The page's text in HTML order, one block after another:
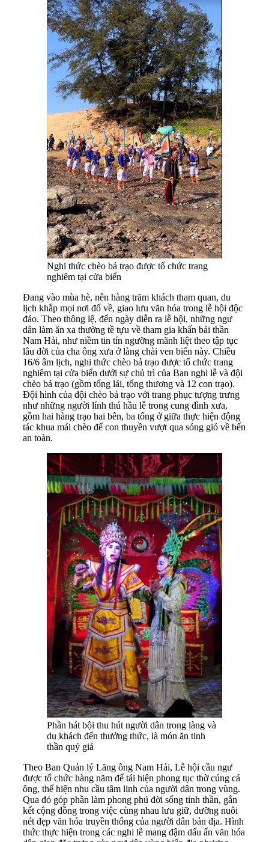
Nghi thức chèo bả trạo được tổ chức trang
nghiêm tại cửa biển
Đang vào mùa hè, nên hàng trăm khách tham quan, du
lịch khắp mọi nơi đổ về, giao lưu văn hóa trong lễ hội độc
đáo. Theo thông lệ, đến ngày diễn ra lễ hội, những ngư
dân làm ăn xa thường tề tựu về tham gia khấn bái thần
Nam Hải, như niềm tin tín ngưỡng mãnh liệt theo tập tục
lâu đời của cha ông xưa ở làng chài ven biển này. Chiều
16/6 âm lịch, nghi thức chèo bả trạo được tổ chức trang
nghiêm tại cửa biển dưới sự chủ trì của Ban nghi lễ và đội
chèo bả trạo (gồm tổng lái, tổng thương và 12 con trạo).
Đội hình của đội chèo bả trạo với trang phục tượng trưng
như những người lính thú hầu lễ trong cung đình xưa,
gồm hai hàng trạo hai bên, ba tổng ở giữa thực hiện động
tác khua mái chèo để con thuyền vượt qua sóng gió về bến
an toàn.
Phần hát bội thu hút người dân trong làng và
du khách đến thưởng thức, là món ăn tinh
thần quý giá
Theo Ban Quản lý Lăng ông Nam Hải, Lễ hội cầu ngư
được tổ chức hàng năm để tái hiện phong tục thờ cúng cá
ông, thể hiện nhu cầu tâm linh của người dân trong vùng.
Qua đó góp phần làm phong phú đời sống tinh thần, gắn
kết cộng đồng trong việc cùng nhau lưu giữ, dưỡng nuôi
nét đẹp văn hóa truyền thống của người dân bản địa. Hình
thức thực hiện trong các nghi lễ mang đậm dấu ấn văn hóa